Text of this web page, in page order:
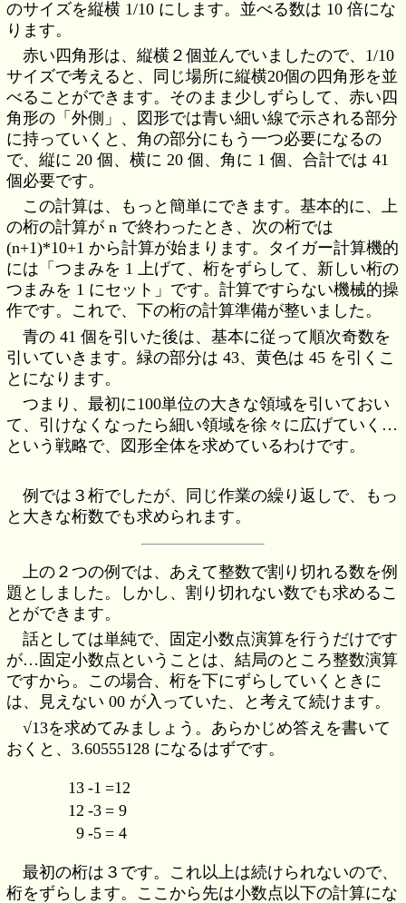
のサイズを縦横 1/10 にします。並べる数は 10 倍にな
ります。
赤い四角形は、縦横２個並んでいましたので、1/10
サイズで考えると、同じ場所に縦横20個の四角形を並
べることができます。そのまま少しずらして、赤い四
角形の「外側」、図形では青い細い線で示される部分
に持っていくと、角の部分にもう一つ必要になるの
で、縦に 20 個、横に 20 個、角に 1 個、合計では 41
個必要です。
この計算は、もっと簡単にできます。基本的に、上
の桁の計算が n で終わったとき、次の桁では
(n+1)*10+1 から計算が始まります。タイガー計算機的
には「つまみを 1 上げて、桁をずらして、新しい桁の
つまみを 1 にセット」です。計算ですらない機械的操
作です。これで、下の桁の計算準備が整いました。
青の 41 個を引いた後は、基本に従って順次奇数を
引いていきます。緑の部分は 43、黄色は 45 を引くこ
とになります。
つまり、最初に100単位の大きな領域を引いておい
て、引けなくなったら細い領域を徐々に広げていく…
という戦略で、図形全体を求めているわけです。
例では３桁でしたが、同じ作業の繰り返しで、もっ
と大きな桁数でも求められます。
上の２つの例では、あえて整数で割り切れる数を例
題としました。しかし、割り切れない数でも求めるこ
とができます。
話としては単純で、固定小数点演算を行うだけです
が…固定小数点ということは、結局のところ整数演算
ですから。この場合、桁を下にずらしていくときに
は、見えない 00 が入っていた、と考えて続けます。
√13を求めてみましょう。あらかじめ答えを書いて
おくと、3.60555128 になるはずです。
13 -1 =12
12 -3 = 9
9 -5 = 4
最初の桁は３です。これ以上は続けられないので、
桁をずらします。ここから先は小数点以下の計算にな